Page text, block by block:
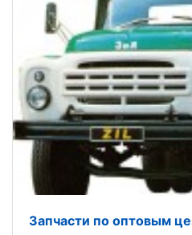
Запчасти по оптовым